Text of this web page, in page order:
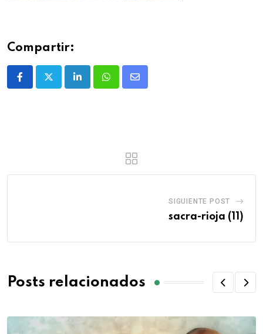
Compartir:
SIGUIENTE POST
sacra-rioja (11)
Posts relacionados